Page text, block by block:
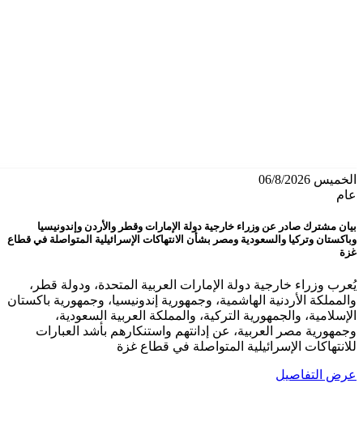
الخميس 06/8/2026
عام
بيان مشترك صادر عن وزراء خارجية دولة الإمارات وقطر والأردن وإندونيسيا
وباكستان وتركيا والسعودية ومصر بشأن الانتهاكات الإسرائيلية المتواصلة في قطاع
غزة
يُعرب وزراء خارجية دولة الإمارات العربية المتحدة، ودولة قطر،
والمملكة الأردنية الهاشمية، وجمهورية إندونيسيا، وجمهورية باكستان
الإسلامية، والجمهورية التركية، والمملكة العربية السعودية،
وجمهورية مصر العربية، عن إدانتهم واستنكارهم بأشد العبارات
للانتهاكات الإسرائيلية المتواصلة في قطاع غزة
عرض التفاصيل